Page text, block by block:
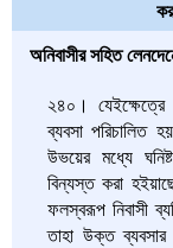
অনিবাসীর সহিত
২৪০।
ব্যবসা পরিচালিত
উভয়ের মধ্যে
বিন্যস্ত করা
ফলস্বরূপ নিবাসী
তাহা উক্ত ব্যবসার